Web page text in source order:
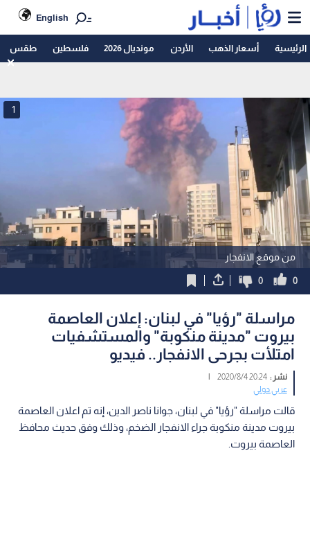
English
الرئيسية أسعار الذهب الأردن مونديال 2026 فلسطين طقس
من موقع الانفجار
1
0
0
مراسلة "رؤيا" في لبنان: إعلان العاصمة
بيروت "مدينة منكوبة" والمستشفيات
امتلأت بجرحى الانفجار.. فيديو
نشر :20:24 2020/8/4
|
عربي دولي
قالت مراسلة "رؤيا" في لبنان، جوانا ناصر الدين، إنه تم اعلان العاصمة
بيروت مدينة منكوبة جراء الانفجار الضخم، وذلك وفق حديث محافظ
العاصمة بيروت.